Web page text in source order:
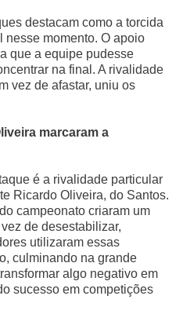
destacam como a torcida
nesse momento. O apoio
que a equipe pudesse
na final. A rivalidade
vez de afastar, uniu os
marcaram a
é a rivalidade particular
Ricardo Oliveira, do Santos.
campeonato criaram um
de desestabilizar,
utilizaram essas
culminando na grande
algo negativo em
sucesso em competições